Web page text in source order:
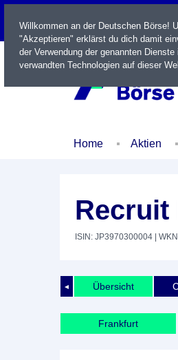
LIVE
Home Aktien
Recruit
ISIN: JP3970300004 |
◄ Übersicht
Frankfurt
Willkommen an der Deutschen Börse!
"Akzeptieren" erklärst du dich damit
der Verwendung der genannten
verwandten Technologien auf dieser